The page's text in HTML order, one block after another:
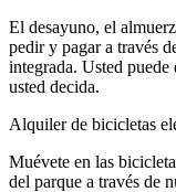
El desayuno, el
pedir y pagar a través
integrada. Usted
usted decida.
Alquiler de bicicletas
Muévete en las
del parque a través de